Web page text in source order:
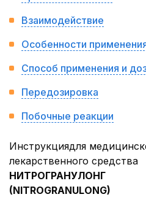
Взаимодействие
Особенности
Способ применения и
Передозировка
Побочные реакции
Инструкциядля
лекарственного средства
НИТРОГРАНУЛОНГ
(NITROGRANULONG)